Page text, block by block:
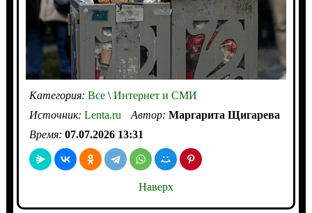
Категория: Все\Интернет и СМИ
Источник: Lenta.ru Автор: Маргарита Щигарева
Время: 07.07.2026 13:31
Наверх